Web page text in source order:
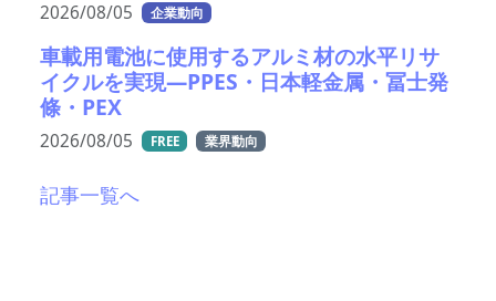
2026/08/05 企業動向
車載用電池に使用するアルミ材の水平リサ
イクルを実現―PPES・日本軽金属・冨士発
條・PEX
2026/08/05 FREE 業界動向
記事一覧へ